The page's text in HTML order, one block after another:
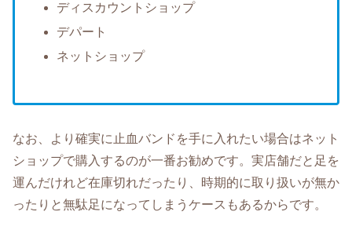
ディスカウントショップ
デパート
ネットショップ
なお、より確実に止血バンドを手に入れたい場合はネット
ショップで購入するのが一番お勧めです。実店舗だと足を
運んだけれど在庫切れだったり、時期的に取り扱いが無か
ったりと無駄足になってしまうケースもあるからです。